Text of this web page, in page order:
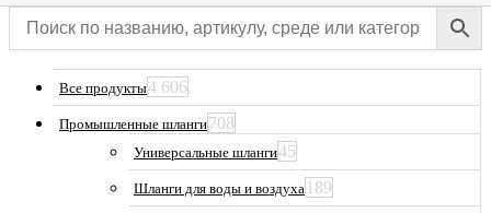
Все продукты4 606
Промышленные шланги708
Универсальные шланги45
Шланги для воды и воздуха 189